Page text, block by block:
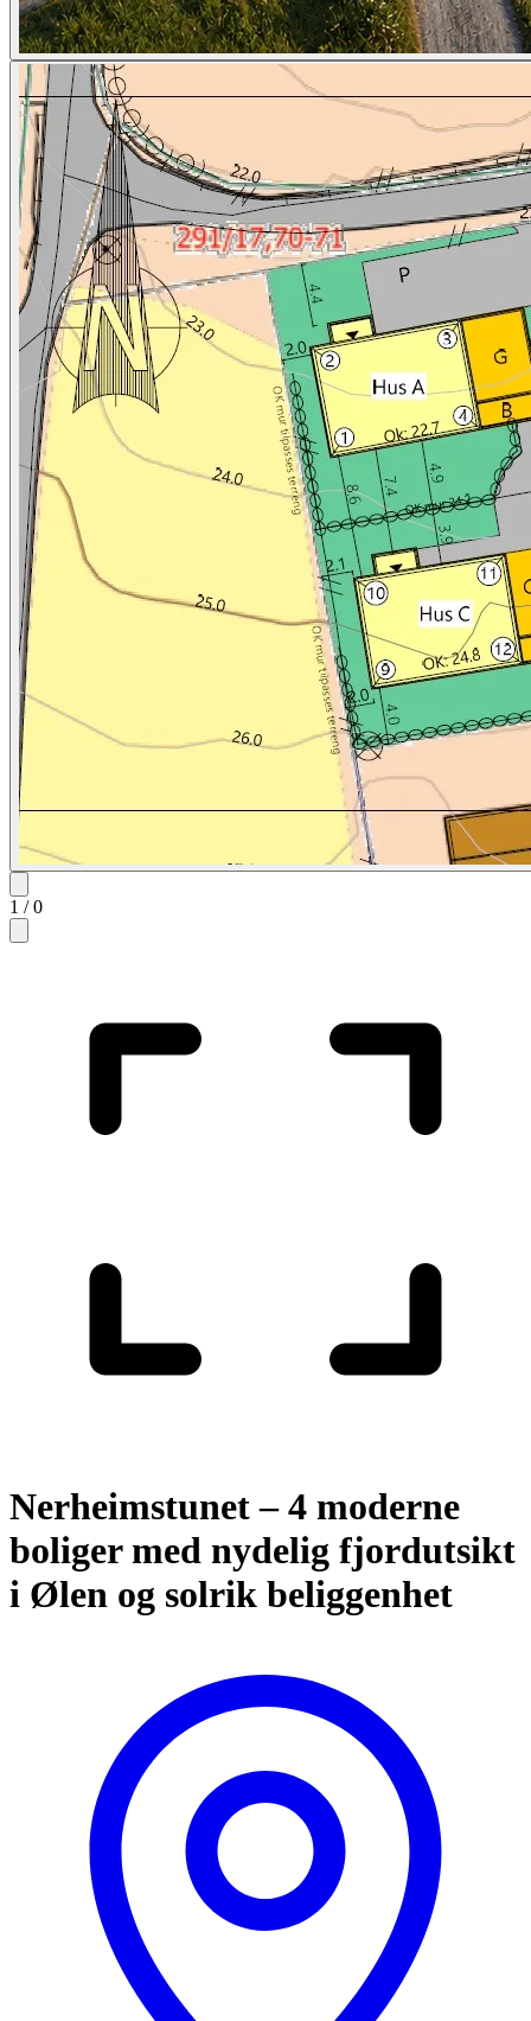
1 /0
Nerheimstunet – 4 moderne
boliger med nydelig fjordutsikt
i Ølen og solrik beliggenhet